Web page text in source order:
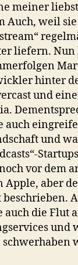
meiner
Auch, weil
liefern. Nun
hinter
und
auch
und
vor dem
Apple, aber
beschrieben.
auch die Flut
und